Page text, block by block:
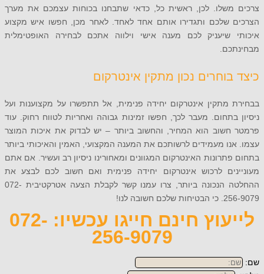
לכן, ראשית כל, כדאי שתבחנו בכוחות עצמכם את מערך
שלכם ותגדירו אותם אחד לאחד. לאחר מכן, חפשו איש מקצוע
שיעניק לכם מענה אישי וילווה אתכם לבחירה האופטימלית
נכון מתקין אינטרקום
מתקין אינטרקום יחידה פנימית, אל תתפשרו על מקצוענות ועל
בתחום. מעבר לכך, חפשו זמינות גבוהה ואחריות לטווח רחוק. עוד
הוא המחיר, והחשוב ביותר – יש לבדוק את איכות המוצר
מעמידים לרשותכם את המענה המקצועי, האמין והאיכותי ביותר
האינטרקום המגוונים ומאחורינו ניסיון רב ועשיר. אם אתם
לרכוש אינטרקום יחידה פנימית ואם חשוב לכם לבצע את
ההחלטה הנכונה ביותר, צרו עמנו קשר לקבלת הצעה אטרקטיבית 072-
לנו!
לייעוץ חינם חייגו עכשיו: 072-
256-9079